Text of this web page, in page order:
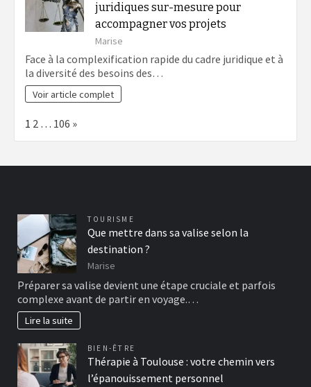
juridiques sur-mesure pour
accompagner vos projets
Marise
Face à la complexification rapide du cadre juridique et à
la diversité des besoins des…
Voir article complet
Page:
1 2 … 106 Next
»
TOURISME
Que mettre dans sa valise selon la
destination ?
Marise
Préparer sa valise devient une étape cruciale et parfois
complexe avant de partir en voyage.…
Lire la suite
BIEN-ÊTRE
Thérapie à Toulouse : votre chemin vers
l’épanouissement personnel